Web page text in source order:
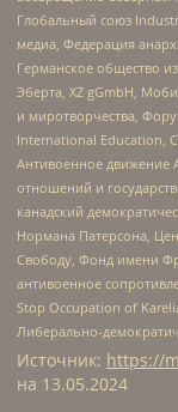
Глобальный союз
медиа, Федерация
Германское общество
Эберта, XZ gGmbH,
и миротворчества,
International Education,
Антивоенное движение
отношений и
канадский
Нормана Патерсона,
Свободу, Фонд имени
антивоенное
Stop Occupation of
Либерально-
Источник: https://
на 13.05.2024